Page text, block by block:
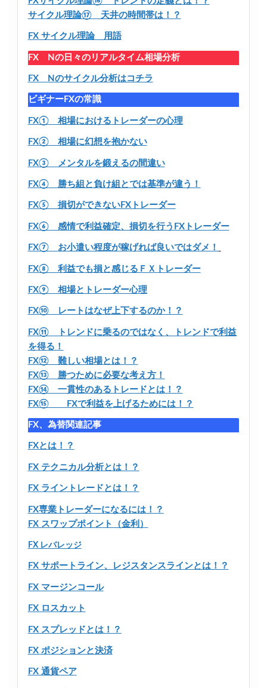
サイクル理論⑰ 天井の時間帯は！？
FX サイクル理論 用語
FX Nの日々のリアルタイム相場分析
FX Nのサイクル分析はコチラ
ビギナーFXの常識
FX① 相場におけるトレーダーの心理
FX② 相場に幻想を抱かない
FX③ メンタルを鍛えるの間違い
FX④ 勝ち組と負け組とでは基準が違う！
FX⑤ 損切ができないFXトレーダー
FX⑥ 感情で利益確定、損切を行うFXトレーダー
FX⑦ お小遣い程度が稼げれば良いではダメ！
FX⑧ 利益でも損と感じるＦＸトレーダー
FX⑨ 相場とトレーダー心理
FX⑩ レートはなぜ上下するのか！？
FX⑪ トレンドに乗るのではなく、トレンドで利益
を得る！
FX⑫ 難しい相場とは！？
FX⑬ 勝つために必要な考え方！
FX⑭ 一貫性のあるトレードとは！？
FX⑮ FXで利益を上げるためには！？
FX、為替関連記事
FXとは！？
FX テクニカル分析とは！？
FX ライントレードとは！？
FX専業トレーダーになるには！？
FX スワップポイント（金利）
FX レバレッジ
FX サポートライン、レジスタンスラインとは！？
FX マージンコール
FX ロスカット
FX スプレッドとは！？
FX ポジションと決済
FX 通貨ペア